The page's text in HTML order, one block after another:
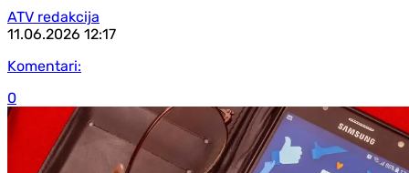
ATV redakcija
11.06.2026 12:17
Komentari:
0